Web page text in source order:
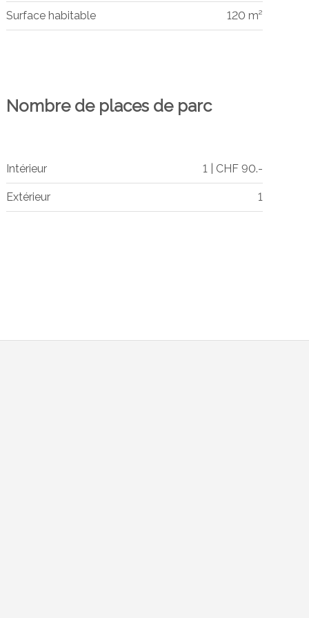
Surface habitable 120 m²
Nombre de places de parc
Intérieur 1 | CHF 90.-
Extérieur 1